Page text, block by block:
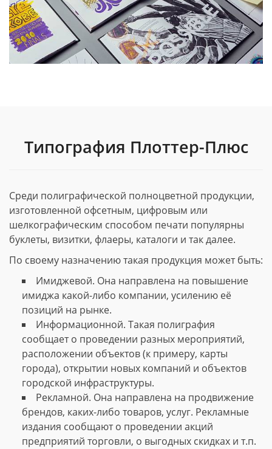
Типография Плоттер-Плюс
Среди полиграфической полноцветной продукции,
изготовленной офсетным, цифровым или
шелкографическим способом печати популярны
буклеты, визитки, флаеры, каталоги и так далее.
По своему назначению такая продукция может быть:
Имиджевой. Она направлена на повышение
имиджа какой-либо компании, усилению её
позиций на рынке.
Информационной. Такая полиграфия
сообщает о проведении разных мероприятий,
расположении объектов (к примеру, карты
города), открытии новых компаний и объектов
городской инфраструктуры.
Рекламной. Она направлена на продвижение
брендов, каких-либо товаров, услуг. Рекламные
издания сообщают о проведении акций
предприятий торговли, о выгодных скидках и т.п.